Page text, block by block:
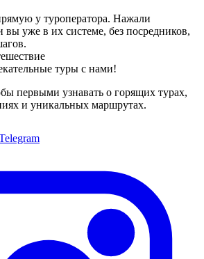
у туроператора. Нажали
уже в их системе, без посредников,
туры с нами!
первыми узнавать о горящих турах,
и уникальных маршрутах.